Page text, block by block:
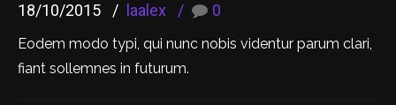
18/10/2015 laalex 0
Eodem modo typi, qui nunc nobis videntur parum clari,
fiant sollemnes in futurum.